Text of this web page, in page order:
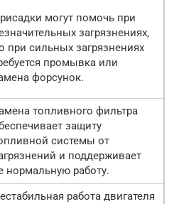
могут помочь при
загрязнениях,
при сильных загрязнениях
промывка или
форсунок.
топливного фильтра
защиту
системы от
и поддерживает
нормальную работу.
работа двигателя